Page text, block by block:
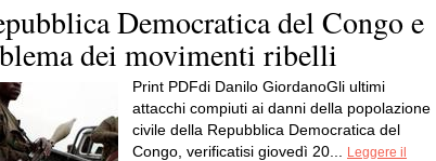
Democratica del Congo e
dei movimenti ribelli
Print PDFdi Danilo GiordanoGli ultimi
attacchi compiuti ai danni della popolazione
civile della Repubblica Democratica del
Congo, verificatisi giovedì 20...
Leggere il